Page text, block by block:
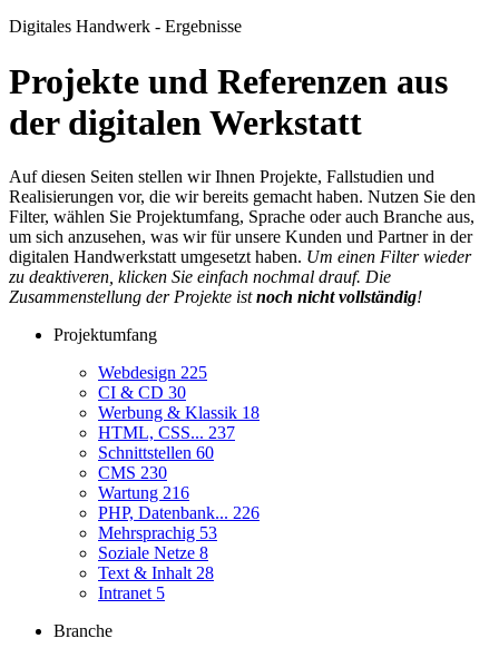
Digitales Handwerk - Ergebnisse
Projekte und Referenzen aus
der digitalen Werkstatt
Auf diesen Seiten stellen wir Ihnen Projekte, Fallstudien und
Realisierungen vor, die wir bereits gemacht haben. Nutzen Sie den
Filter, wählen Sie Projektumfang, Sprache oder auch Branche aus,
um sich anzusehen, was wir für unsere Kunden und Partner in der
digitalen Handwerkstatt umgesetzt haben. Um einen Filter wieder
zu deaktiveren, klicken Sie einfach nochmal drauf. Die
Zusammenstellung der Projekte istnoch nicht vollständig!
Projektumfang
Webdesign 225
CI & CD 30
Werbung & Klassik 18
HTML, CSS... 237
Schnittstellen 60
CMS 230
Wartung 216
PHP, Datenbank... 226
Mehrsprachig 53
Soziale Netze 8
Text & Inhalt 28
Intranet 5
Branche